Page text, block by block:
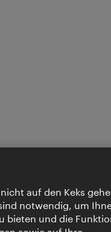
auf den Keks
notwendig, um
bieten und die